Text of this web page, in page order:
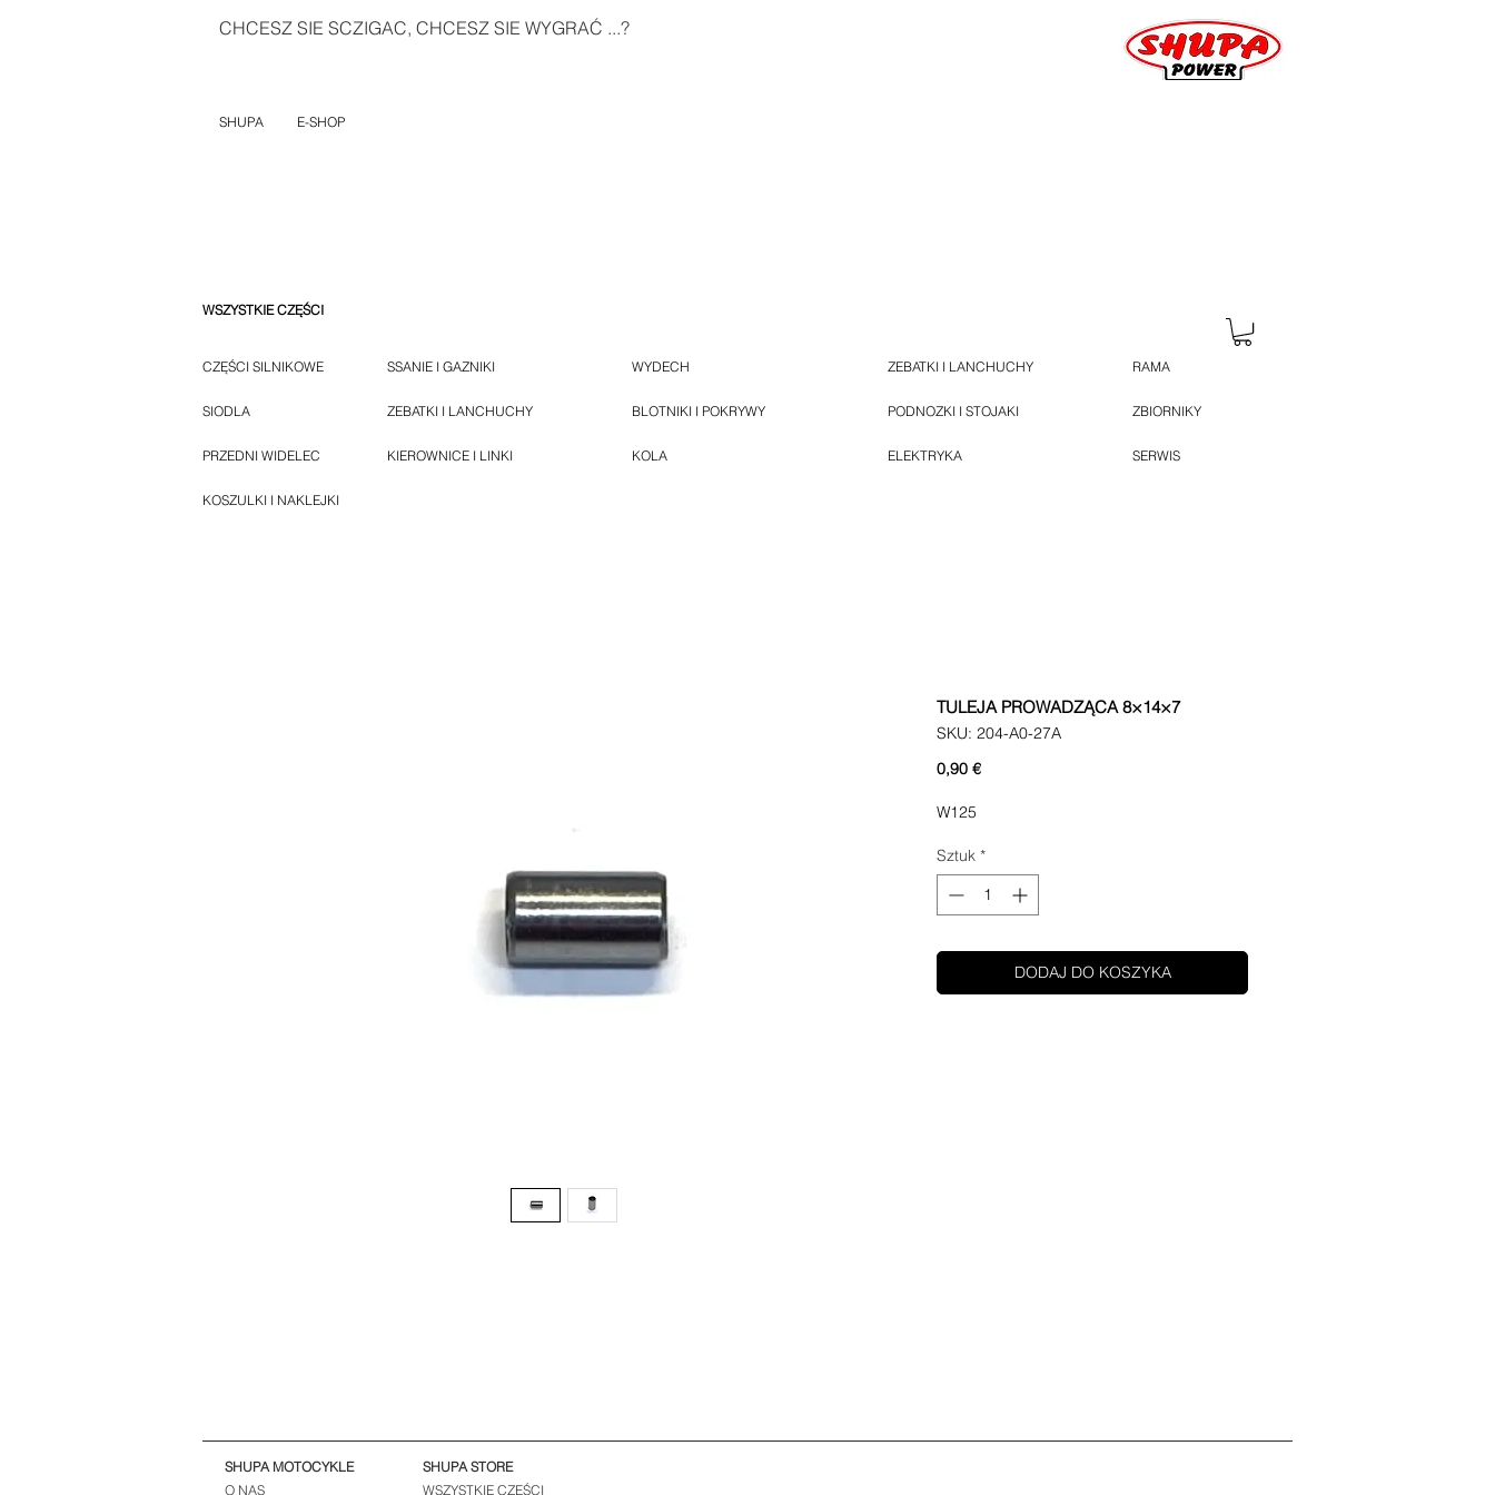
CHCESZ SIE SCZIGAC, CHCESZ SIE WYGRAĆ ...?
SHUPA E-SHOP
WSZYSTKIE CZĘŚCI
CZĘŚCI SILNIKOWE
SIODLA
PRZEDNI WIDELEC
SSANIE I GAZNIKI
ZEBATKI I LANCHUCHY
KIEROWNICE I LINKI
WYDECH
BLOTNIKI I POKRYWY
KOLA
ZEBATKI I LANCHUCHY
PODNOZKI I STOJAKI
ELEKTRYKA
RAMA
ZBIORNIKY
SERWIS
KOSZULKI I NAKLEJKI
TULEJA PROWADZĄCA 8×14×7
SKU: 204-A0-27A
0,90 €Cena
W125
Sztuk *
DODAJ DO KOSZYKA
SHUPA MOTOCYKLE
O NAS
SHUPA STORE
WSZYSTKIE CZĘŚCI